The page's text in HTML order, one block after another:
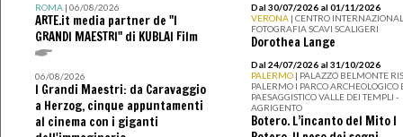
ROMA| 06/08/2026
ARTE.it media partner de "I
GRANDI MAESTRI" di KUBLAI Film
06/08/2026
I Grandi Maestri: da Caravaggio
a Herzog, cinque appuntamenti
al cinema con i giganti
Dal 30/07/2026 al 01/11/2026
VERONA | CENTRO
FOTOGRAFIA SCAVI SCALIGERI
Dorothea Lange
Dal 24/07/2026 al 31/10/2026
PALERMO | PALAZZO BELMONTE
PALERMO I PARCO ARCHEOLOGICO
PAESAGGISTICO VALLE DEI TEMPLI -
AGRIGENTO
Botero. L’incanto del Mito I